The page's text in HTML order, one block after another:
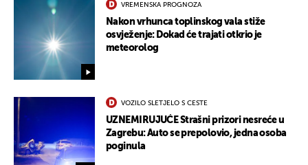
VREMENSKA PROGNOZA
Nakon vrhunca toplinskog vala stiže
osvježenje: Dokad će trajati otkrio je
meteorolog
VOZILO SLETJELO S CESTE
UZNEMIRUJUĆE Strašni prizori nesreće u
Zagrebu: Auto se prepolovio, jedna osoba
poginula